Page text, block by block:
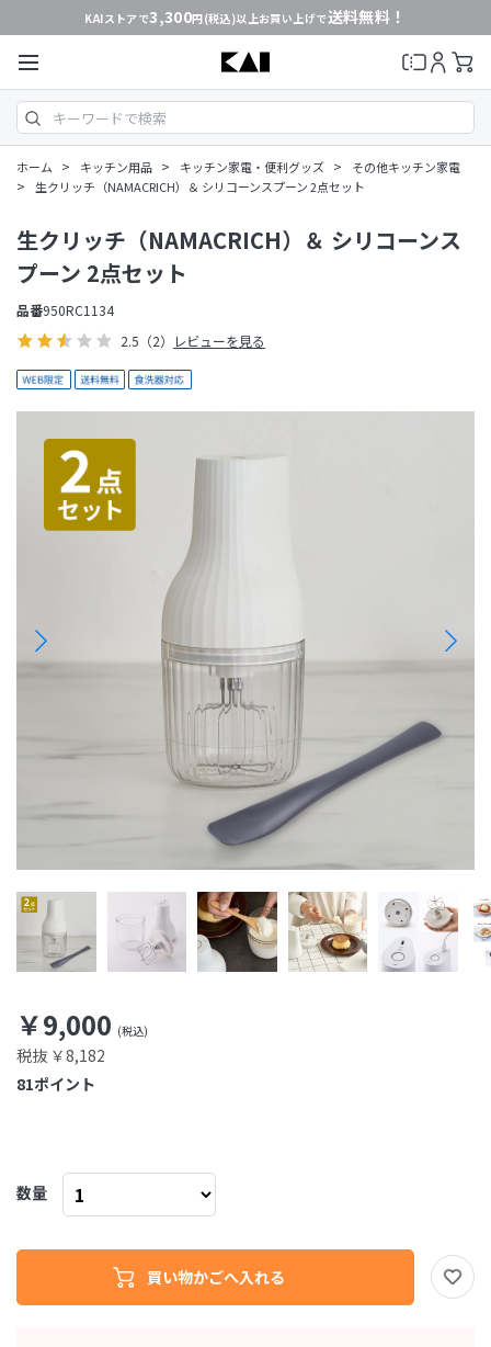
KAIストアで3,300円(税込)以上お買い上げで送料無料！
ホーム > キッチン用品 > キッチン家電・便利グッズ > その他キッチン家電
> 生クリッチ（NAMACRICH）＆ シリコーンスプーン 2点セット
2.5 （2） レビューを見る
生クリッチ（NAMACRICH）＆ シリコーンス
プーン 2点セット
￥9,000
税抜 ￥8,182
品番950RC1134
ポイント
81
数量